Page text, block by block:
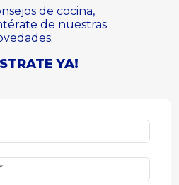
de cocina,
de nuestras
YA!